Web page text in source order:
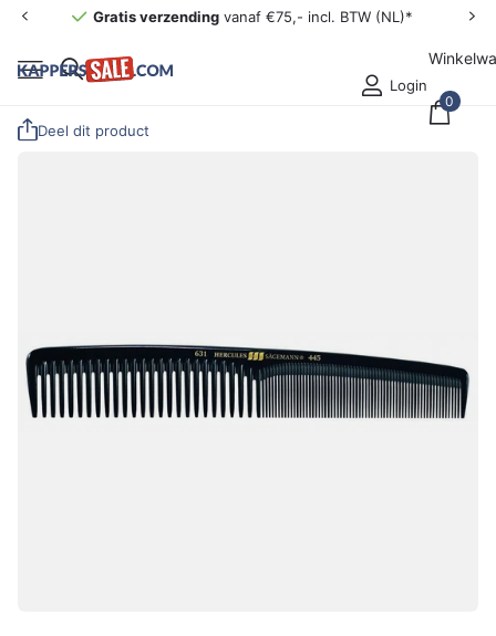
Gratis verzending vanaf €75,- incl. BTW (NL)*
Login
0
Deel dit product